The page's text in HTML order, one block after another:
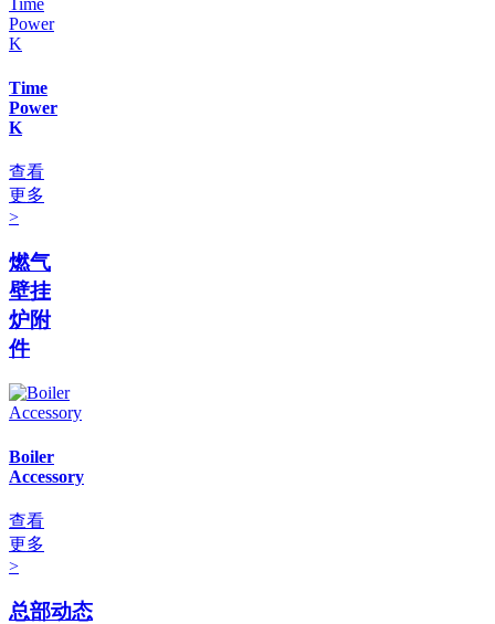
Time
Power
K
查看
更多
>
燃气
壁挂
炉附
件
Boiler
Accessory
查看
更多
>
总部动态